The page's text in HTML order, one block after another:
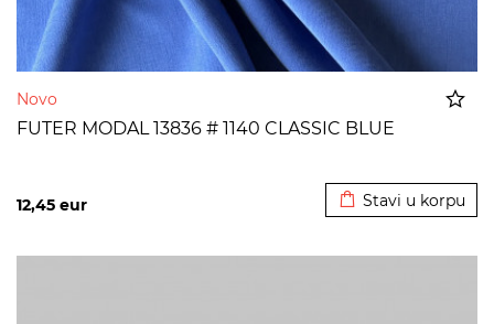
Novo
FUTER MODAL 13836 # 1140 CLASSIC BLUE
12,45 eur Stavi u korpu